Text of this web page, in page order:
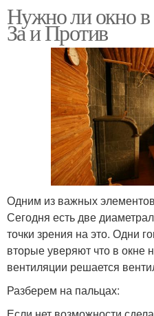
Нужно ли окно в
За и Против
Одним из важных
Сегодня есть две
точки зрения на это. Одни
вторые уверяют что в окне
вентиляции решается
Разберем на пальцах: